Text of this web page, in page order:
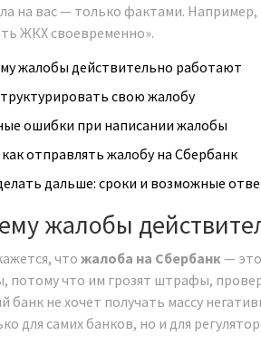
на вас — только фактами. Например,
ЖКХ своевременно».
жалобы действительно работают
свою жалобу
ошибки при написании жалобы
как отправлять жалобу на Сбербанк
дальше: сроки и возможные
жалобы
что жалоба на Сбербанк —
потому что им грозят штрафы,
банк не хочет получать массу
для самих банков, но и для